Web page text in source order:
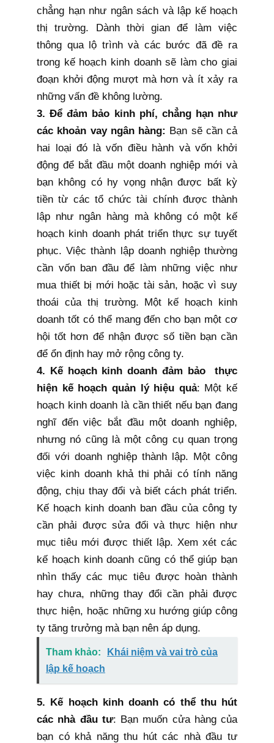
chẳng hạn như ngân sách và lập kế hoạch
thị trường. Dành thời gian để làm việc
thông qua lộ trình và các bước đã đề ra
trong kế hoạch kinh doanh sẽ làm cho giai
đoạn khởi động mượt mà hơn và ít xảy ra
những vấn đề không lường.
3. Để đảm bảo kinh phí, chẳng hạn như
các khoản vay ngân hàng: Bạn sẽ cần cả
hai loại đó là vốn điều hành và vốn khởi
động để bắt đầu một doanh nghiệp mới và
bạn không có hy vọng nhận được bất kỳ
tiền từ các tổ chức tài chính được thành
lập như ngân hàng mà không có một kế
hoạch kinh doanh phát triển thực sự tuyết
phục. Việc thành lập doanh nghiệp thường
cần vốn ban đầu để làm những việc như
mua thiết bị mới hoặc tài sản, hoặc vì suy
thoái của thị trường. Một kế hoạch kinh
doanh tốt có thể mang đến cho bạn một cơ
hội tốt hơn để nhận được số tiền bạn cần
để ổn định hay mở rộng công ty.
4. Kế hoạch kinh doanh đảm bảo thực
hiện kế hoạch quản lý hiệu quả: Một kế
hoạch kinh doanh là cần thiết nếu bạn đang
nghĩ đến việc bắt đầu một doanh nghiệp,
nhưng nó cũng là một công cụ quan trọng
đối với doanh nghiệp thành lập. Một công
việc kinh doanh khả thi phải có tính năng
động, chịu thay đổi và biết cách phát triển.
Kế hoạch kinh doanh ban đầu của công ty
cần phải được sửa đổi và thực hiện như
mục tiêu mới được thiết lập. Xem xét các
kế hoạch kinh doanh cũng có thể giúp bạn
nhìn thấy các mục tiêu được hoàn thành
hay chưa, những thay đổi cần phải được
thực hiện, hoặc những xu hướng giúp công
ty tăng trưởng mà bạn nên áp dụng.
Tham khảo:
Khái niệm và vai trò của
lập kế hoạch
5. Kế hoạch kinh doanh có thể thu hút
các nhà đầu tư: Bạn muốn cửa hàng của
bạn có khả năng thu hút các nhà đầu tư